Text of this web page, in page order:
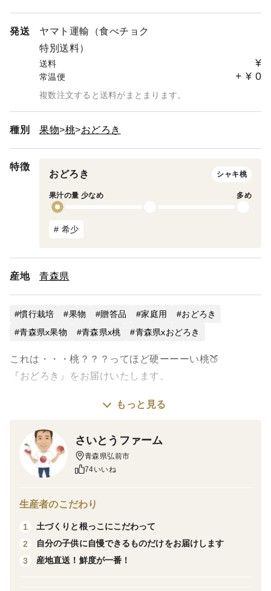
発送
ヤマト運輸（食べチョク
特別送料）
送料 ¥
常温便 + ¥ 0
複数注文すると送料がまとまります。
種別 果物 桃 おどろき
特徴
おどろき シャキ桃
果汁の量 少なめ 多め
# 希少
産地 青森県
慣行栽培 果物 贈答品 家庭用
おどろき
青森県x果物
青森県x桃 青森県xおどろき
これは・・・桃？？？ってほど硬ーーーい桃🍑
『おどろき』をお届けいたします。
規格:正規品と変わりありませんが、多少の傷や色むら
があります。
数量:９個から１２個前後となります
お届時期について
生育の状況によりお届けする日が前後する場合がござい
ます。自然の物なので、ご理解を宜しくお願い致しま
もっと見る
さいとうファーム
青森県弘前市
74いいね
生産者のこだわり
1
土づくりと根っこにこだわって
2
自分の子供に自慢できるものだけをお届けします
3
産地直送！鮮度が一番！